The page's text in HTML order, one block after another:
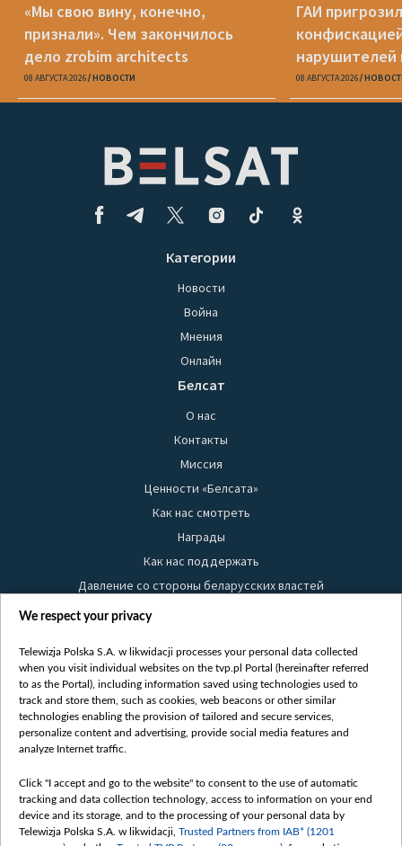
«Мы свою вину, конечно,
признали». Чем закончилось
дело zrobim architects
08 АВГУСТА 2026 НОВОСТИ
ГАИ
08 АВГУСТА 2026
Категории
Новости
Война
Мнения
Онлайн
Белсат
О нас
Контакты
Миссия
Ценности «Белсата»
Как нас смотреть
Награды
Как нас поддержать
Давление со стороны беларусских властей
Правила использования материалов
Безопасность
Youtube
Белсат news
Белсат Life
Belsat English
Biełsat PL
Белсат Now
We respect your privacy
Telewizja Polska S.A. w likwidacji processes your personal data collected
when you visit individual websites on the tvp.pl Portal (hereinafter referred
to as the Portal), including information saved using technologies used to
track and store them, such as cookies, web beacons or other similar
technologies enabling the provision of tailored and secure services,
personalize content and advertising, provide social media features and
analyze Internet traffic.
Click "I accept and go to the website" to consent to the use of automatic
tracking and data collection technology, access to information on your end
device and its storage, and to the processing of your personal data by
Telewizja Polska S.A. w likwidacji, Trusted Partners from IAB* (1201